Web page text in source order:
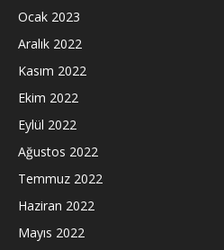
Ocak 2023
Aralık 2022
Kasım 2022
Ekim 2022
Eylül 2022
Ağustos 2022
Temmuz 2022
Haziran 2022
Mayıs 2022